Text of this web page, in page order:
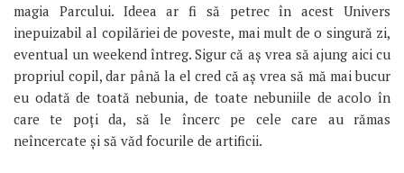
magia Parcului. Ideea ar fi să petrec în acest Univers
inepuizabil al copilăriei de poveste, mai mult de o singură zi,
eventual un weekend întreg. Sigur că aș vrea să ajung aici cu
propriul copil, dar până la el cred că aș vrea să mă mai bucur
eu odată de toată nebunia, de toate nebuniile de acolo în
care te poți da, să le încerc pe cele care au rămas
neîncercate și să văd focurile de artificii.